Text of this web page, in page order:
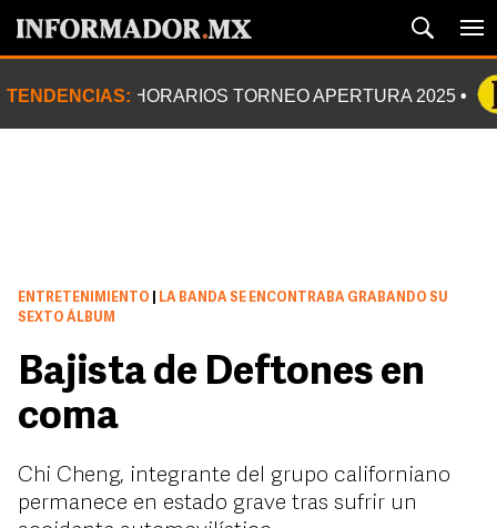
TENDENCIAS: HORARIOS TORNEO APERTURA 2025
ENTRETENIMIENTO
LA BANDA SE ENCONTRABA GRABANDO SU
SEXTO ÁLBUM
Bajista de Deftones en
coma
Chi Cheng, integrante del grupo californiano
permanece en estado grave tras sufrir un